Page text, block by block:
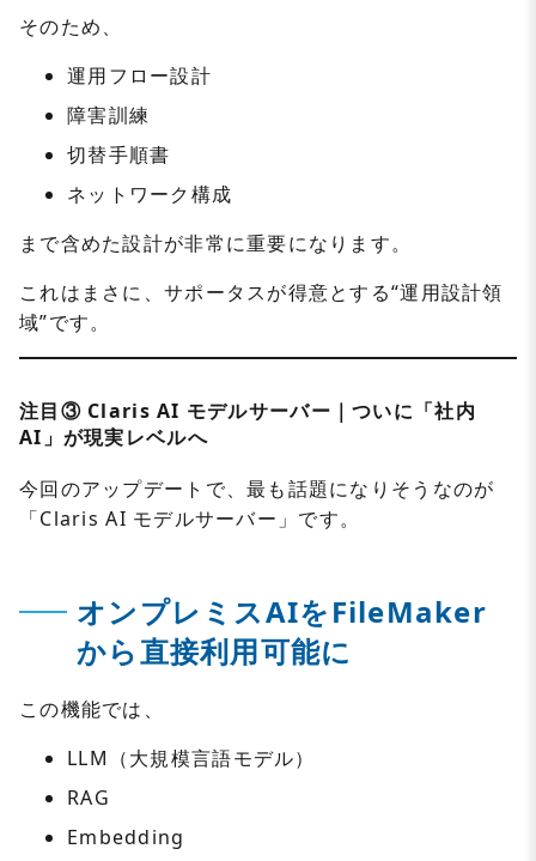
そのため、
運用フロー設計
障害訓練
切替手順書
ネットワーク構成
まで含めた設計が非常に重要になります。
これはまさに、サポータスが得意とする“運用設計領
域”です。
注目③ Claris AI モデルサーバー｜ついに「社内
AI」が現実レベルへ
今回のアップデートで、最も話題になりそうなのが
「Claris AI モデルサーバー」です。
オンプレミスAIをFileMaker
から直接利用可能に
この機能では、
LLM（大規模言語モデル）
RAG
Embedding